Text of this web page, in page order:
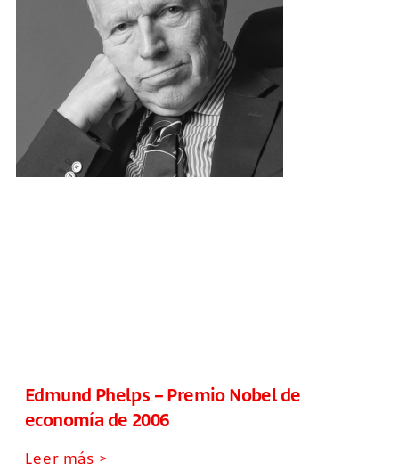
Edmund Phelps – Premio Nobel de
economía de 2006
Leer más >